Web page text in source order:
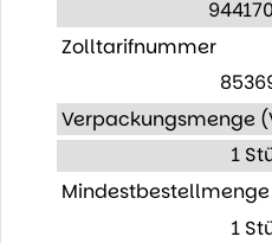
Zolltarifnummer
Verpackungsmenge
1
Mindestbestellmenge
1